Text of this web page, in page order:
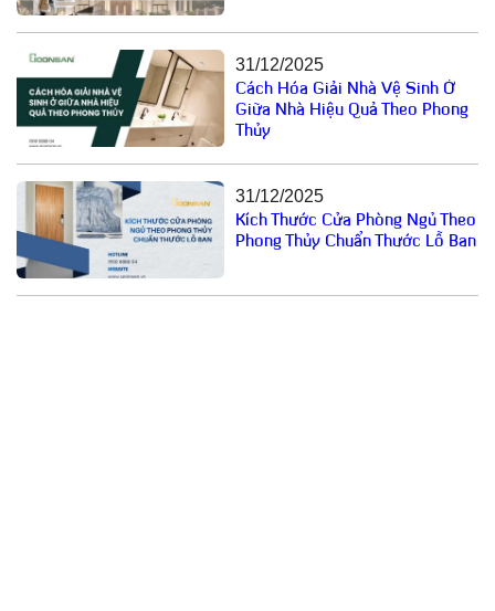
31/12/2025
Cách Hóa Giải Nhà Vệ Sinh Ở
Giữa Nhà Hiệu Quả Theo Phong
Thủy
31/12/2025
Kích Thước Cửa Phòng Ngủ Theo
Phong Thủy Chuẩn Thước Lỗ Ban